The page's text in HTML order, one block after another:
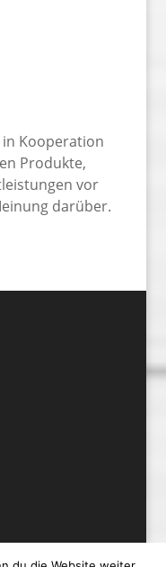
Kooperation
Produkte,
vor
darüber.